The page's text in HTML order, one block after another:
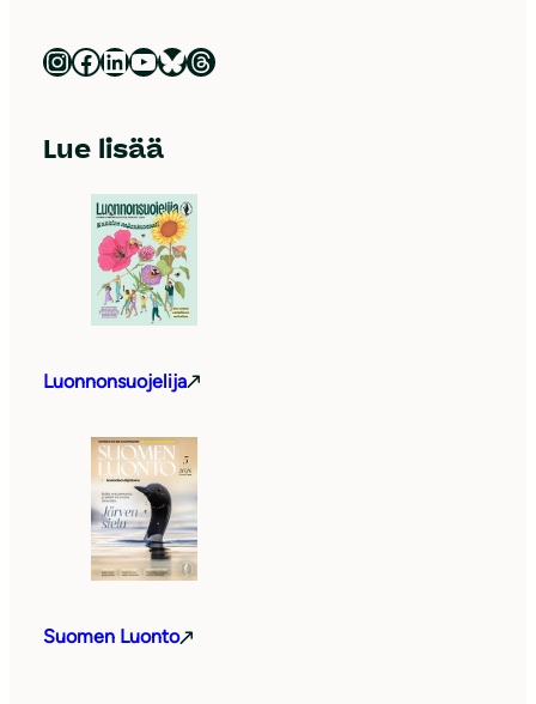
Luonnonsuojeluliitto Instagramissa Luonnonsuojeluliitto Facebookissa Luonnonsuojeluliitto LinkedInissä Luonnonsuojeluliiton YouTube-kanava Luonnonsuojeluliitto Blueskyssa Luonnonsuojeluliitto Threadsissa
Lue lisää
Luonnonsuojelija
Suomen Luonto